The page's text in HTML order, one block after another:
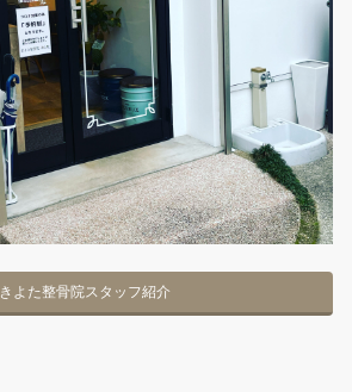
きよた整骨院スタッフ紹介